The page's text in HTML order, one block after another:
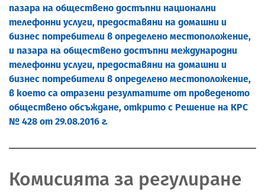
пазара на обществено достъпни национални
телефонни услуги, предоставяни на домашни и
бизнес потребители в определено местоположение,
и пазара на обществено достъпни международни
телефонни услуги, предоставяни на домашни и
бизнес потребители в определено местоположение,
в което са отразени резултатите от проведеното
обществено обсъждане, открито с Решение на КРС
№ 428 от 29.08.2016 г.
Комисията за регулиране